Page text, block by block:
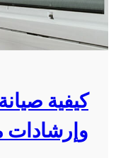
ا
ل
د
و
ة
ل
ك
كيفية
وإرشادات